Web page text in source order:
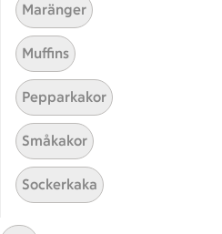
Här hittar du alla goda
Maränger
Muffins
Pepparkakor
Småkakor
Sockerkaka